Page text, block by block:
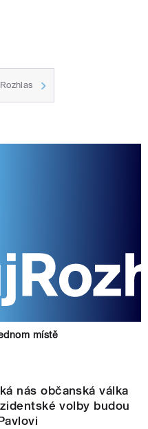
místě
nás občanská válka
volby budou